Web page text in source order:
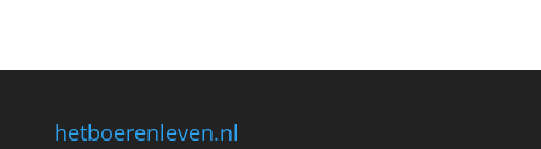
hetboerenleven.nl